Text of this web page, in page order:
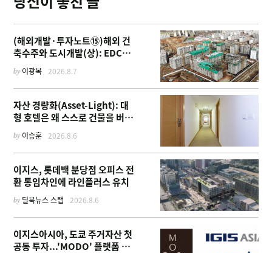
(해외개발·투자노트⑮)해외 건
축수주와 도시개발(상): EDCF
부터 계열사 진출 위한 복합시설
까지
by 이광복 2026.8.7
자산 경량화(Asset-Light): 대
형 호텔은 왜 스스로 건물을 버리
고 '이름'만 팔기 시작했을까
by 이승훈 2026.8.6
이지스, 롯데백 분당점 오피스 전
환 통임차인에 라인플러스 유치
by 딜북뉴스 스탭 2026.8.6
이지스아시아, 도쿄 주거자산 첫
공동 투자...'MODO' 플랫폼 가